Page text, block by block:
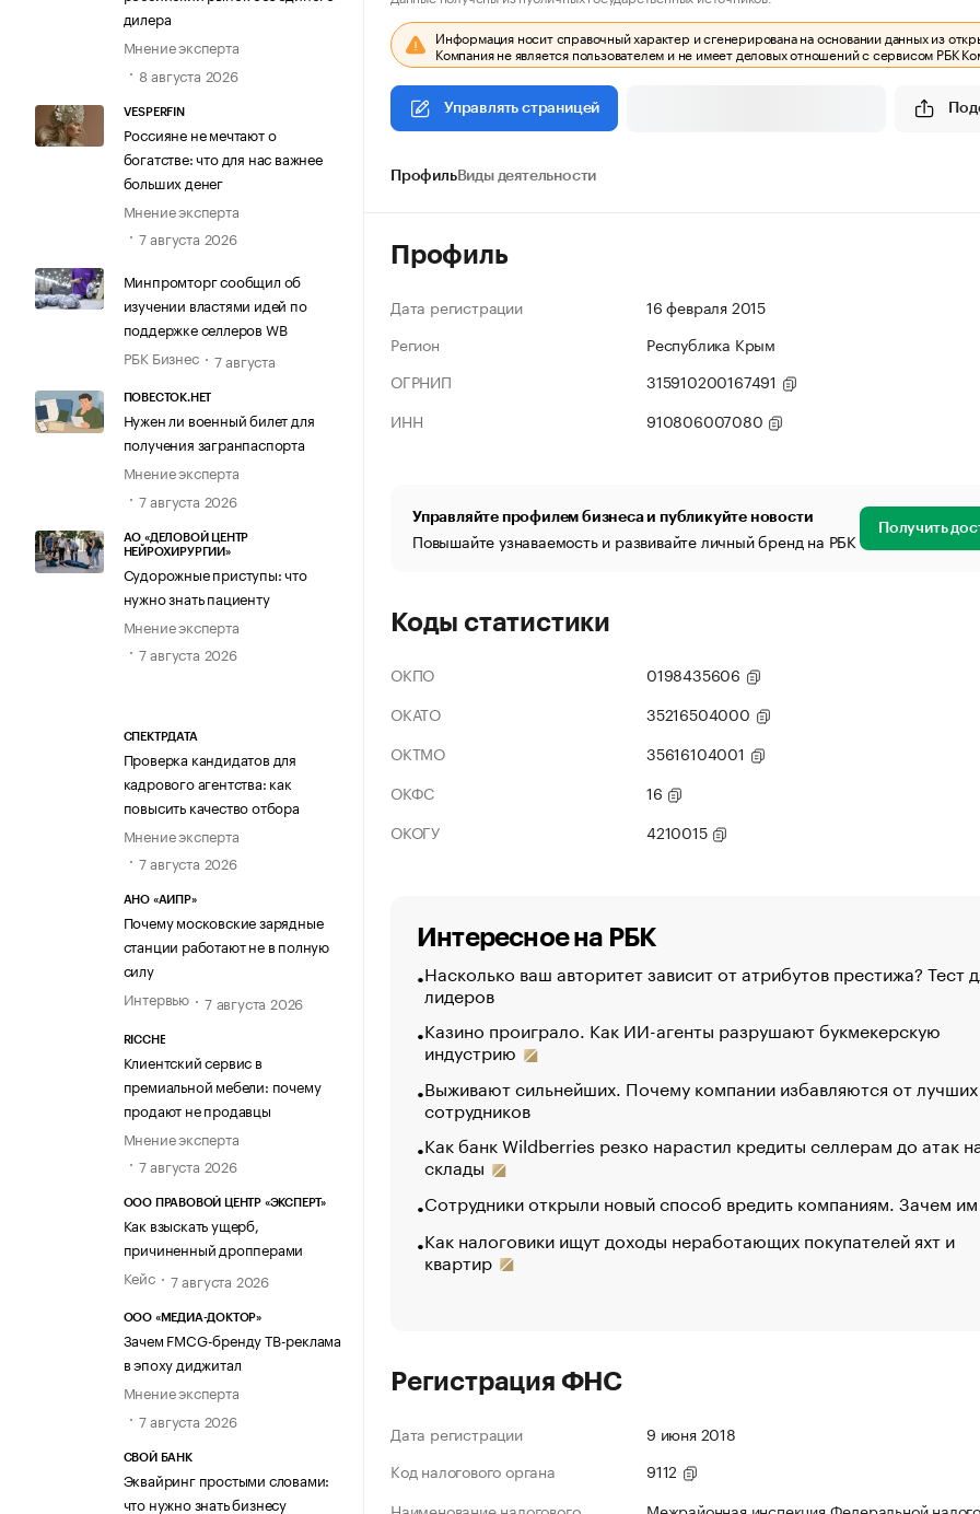
дилера
Мнение эксперта
8 августа 2026
VESPERFIN
Россияне не мечтают о
богатстве: что для нас важнее
больших денег
Мнение эксперта
7 августа 2026
Минпромторг сообщил об
изучении властями идей по
поддержке селлеров WB
РБК Бизнес
7 августа
ПОВЕСТОК.НЕТ
Нужен ли военный билет для
получения загранпаспорта
Мнение эксперта
7 августа 2026
АО «ДЕЛОВОЙ ЦЕНТР
НЕЙРОХИРУРГИИ»
Судорожные приступы: что
нужно знать пациенту
Мнение эксперта
7 августа 2026
СПЕКТРДАТА
Проверка кандидатов для
кадрового агентства: как
повысить качество отбора
Мнение эксперта
7 августа 2026
АНО «АИПР»
Почему московские зарядные
станции работают не в полную
силу
Интервью
7 августа 2026
RICCHE
Клиентский сервис в
премиальной мебели: почему
продают не продавцы
Мнение эксперта
7 августа 2026
ООО ПРАВОВОЙ ЦЕНТР «ЭКСПЕРТ»
Как взыскать ущерб,
причиненный дропперами
Кейс
7 августа 2026
ООО «МЕДИА-ДОКТОР»
Зачем FMCG-бренду ТВ-реклама
в эпоху диджитал
Мнение эксперта
7 августа 2026
СВОЙ БАНК
Эквайринг простыми словами:
что нужно знать бизнесу
Информация носит справочный характер и сгенерирована на основании данных из
Компания не является пользователем и не имеет деловых отношений с сервисом РБК
Управлять страницей
ПрофильВиды деятельности
Профиль
Дата регистрации
16 февраля 2015
Регион
Республика Крым
ОГРНИП
315910200167491
ИНН
910806007080
Управляйте профилем бизнеса и публикуйте новости
Повышайте узнаваемость и развивайте личный бренд на РБК Получить
Коды статистики
ОКПО
0198435606
ОКАТО
35216504000
ОКТМО
35616104001
ОКФС
16
ОКОГУ
4210015
Интересное на РБК
Насколько ваш авторитет зависит от атрибутов престижа? Тест
лидеров
Казино проиграло. Как ИИ-агенты разрушают букмекерскую
индустрию
Выживают сильнейших. Почему компании избавляются от лучших
сотрудников
Как банк Wildberries резко нарастил кредиты селлерам до атак
склады
Сотрудники открыли новый способ вредить компаниям. Зачем
Как налоговики ищут доходы неработающих покупателей яхт и
квартир
Регистрация ФНС
Дата регистрации
9 июня 2018
Код налогового органа
9112